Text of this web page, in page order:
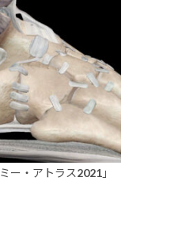
ー・アトラス2021」